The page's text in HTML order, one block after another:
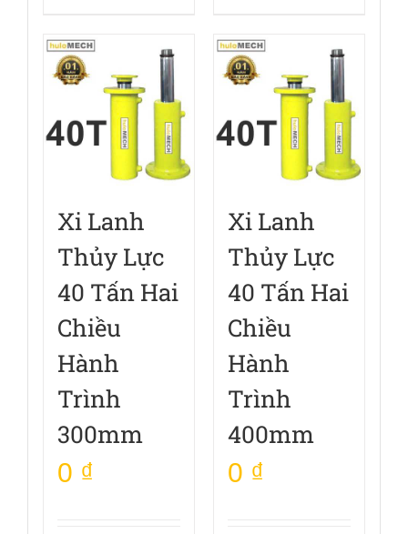
Xi Lanh
Thủy Lực
40 Tấn Hai
Chiều
Hành
Trình
300mm
0 ₫
Xi Lanh
Thủy Lực
40 Tấn Hai
Chiều
Hành
Trình
400mm
0 ₫